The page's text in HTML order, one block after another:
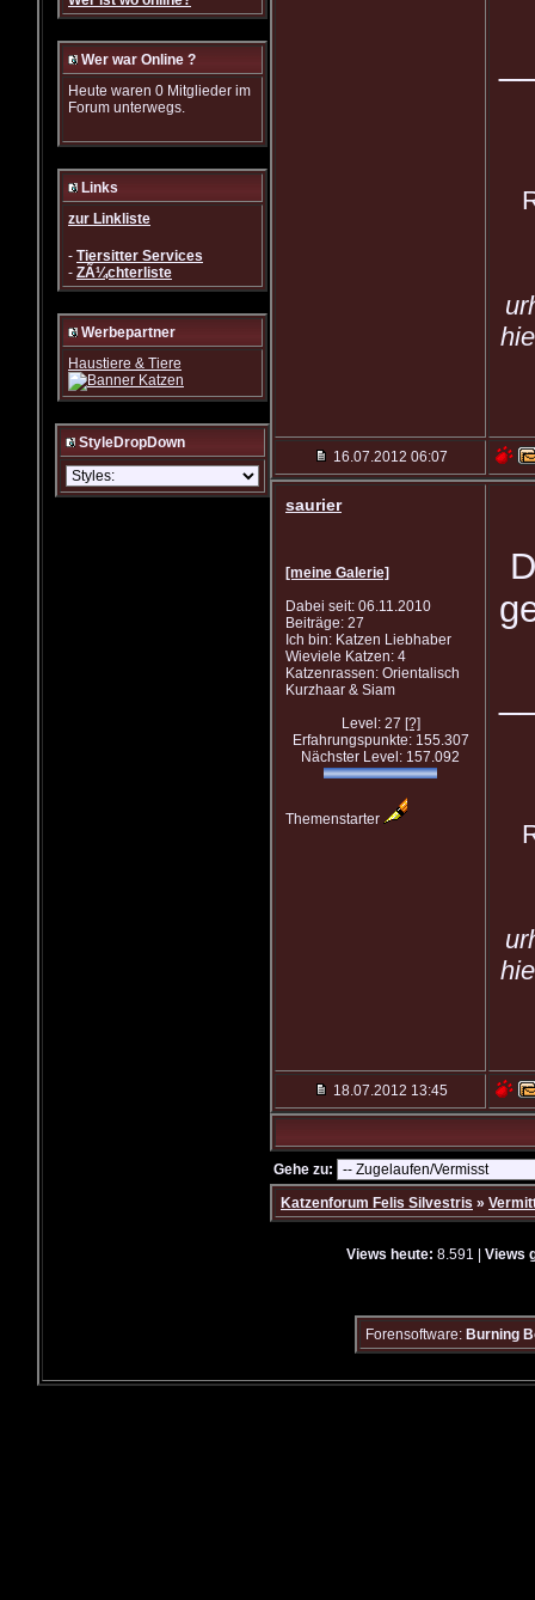
Wer war Online ?
Heute waren 0 Mitglieder im
Forum unterwegs.
Links
zur Linkliste
- Tiersitter Services
- ZÃ¼chterliste
Werbepartner
Haustiere & Tiere
StyleDropDown
16.07.2012 06:07
saurier
[meine Galerie]
Dabei seit: 06.11.2010
Beiträge: 27
Ich bin: Katzen Liebhaber
Wieviele Katzen: 4
Katzenrassen: Orientalisch
Kurzhaar & Siam
Level: 27 [?]
Erfahrungspunkte: 155.307
Nächster Level: 157.092
Themenstarter
18.07.2012 13:45
Gehe zu:
Katzenforum Felis Silvestris »
Views heute: 8.591 | Views
Forensoftware: Burning